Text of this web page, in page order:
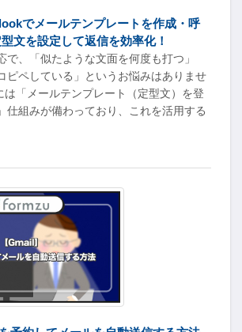
でメールテンプレートを作成・呼
文を設定して返信を効率化！
で、「似たような文面を何度も打つ」
ピペしている」というお悩みはありませ
は「メールテンプレート（定型文）を登
仕組みが備わっており、これを活用する